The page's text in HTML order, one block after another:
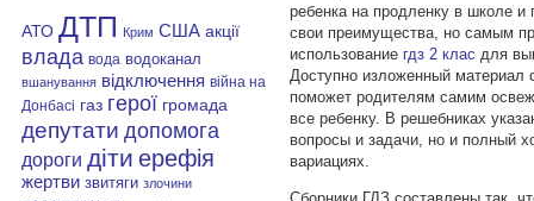
АТО ДТП Крим США акції
влада вода водоканал
вшанування відключення війна на
Донбасі газ герої громада
депутати допомога
дороги діти ерефія
жертви звитяги злочини
ребенка на продленку в школе
свои преимущества, но самым
использование гдз 2 клас для
Доступно изложенный материал
поможет родителям самим
все ребенку. В решебниках
вопросы и задачи, но и полный
вариациях.